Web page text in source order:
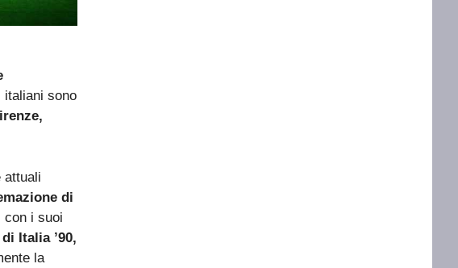
italiani sono
attuali
di
con i suoi
Italia ’90,
la